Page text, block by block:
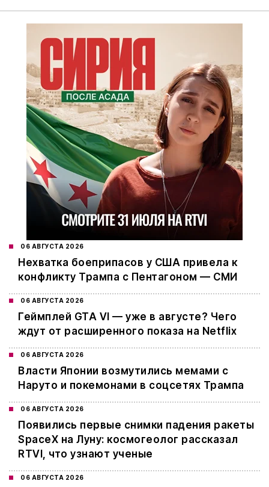
06 АВГУСТА 2026
Нехватка боеприпасов у США привела к
конфликту Трампа с Пентагоном — СМИ
06 АВГУСТА 2026
Геймплей GTA VI — уже в августе? Чего
ждут от расширенного показа на Netflix
06 АВГУСТА 2026
Власти Японии возмутились мемами с
Наруто и покемонами в соцсетях Трампа
06 АВГУСТА 2026
Появились первые снимки падения ракеты
SpaceX на Луну: космогеолог рассказал
RTVI, что узнают ученые
06 АВГУСТА 2026